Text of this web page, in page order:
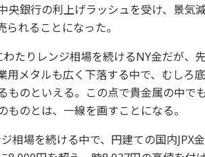
央銀行の利上げラッシュを受け、景気
られることになった。
わたりレンジ相場を続けるNY金だが、
用メタルも広く下落する中で、むしろ
ものといえる。この点で貴金属の中で
ものとは、一線を画すことになる。
相場を続ける中で、円建ての国内JPX